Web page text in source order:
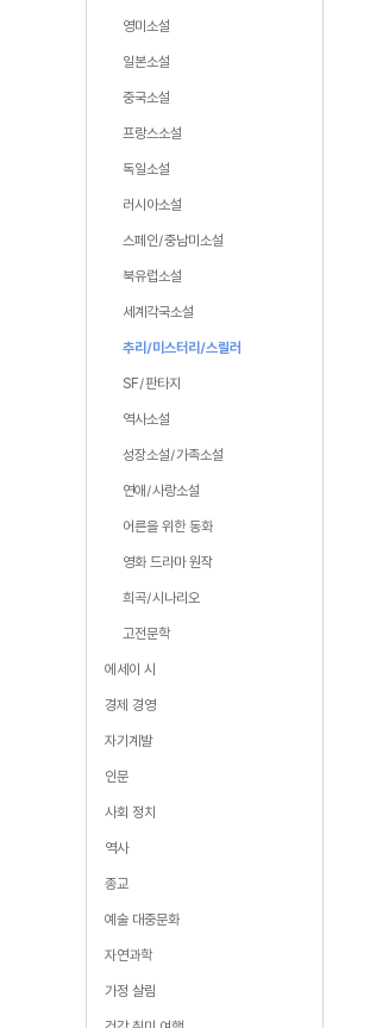
영미소설
일본소설
중국소설
프랑스소설
독일소설
러시아소설
스페인/중남미소설
북유럽소설
세계각국소설
추리/미스터리/스릴러
SF/판타지
역사소설
성장소설/가족소설
연애/사랑소설
어른을 위한 동화
영화 드라마 원작
희곡/시나리오
고전문학
에세이 시
경제 경영
자기계발
인문
사회 정치
역사
종교
예술 대중문화
자연과학
가정 살림